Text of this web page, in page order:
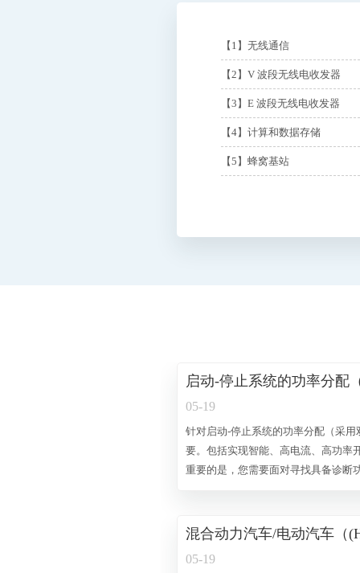
【1】无线通信
【2】V 波段无线电收发器
【3】E 波段无线电收发器
【4】计算和数据存储
【5】蜂窝基站
启动-停止系统的功率分配
05-19
针对启动-停止系统的功率分配（采
要。包括实现智能、高电流、高功率
重要的是，您需要面对寻找具备诊断
混合动力汽车/电动汽车（
05-19